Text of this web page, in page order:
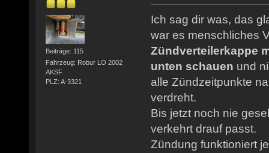
Beiträge: 115
Fahrzeug: Robur LO 2002
AKSF
PLZ: A-3321
Ich sag dir was, das
war es menschliches
Zündverteilerkappe
unten schauen und
alle Zündzeitpunkte
verdreht.
Bis jetzt noch nie
verkehrt drauf passt.
Zündung funktioniert